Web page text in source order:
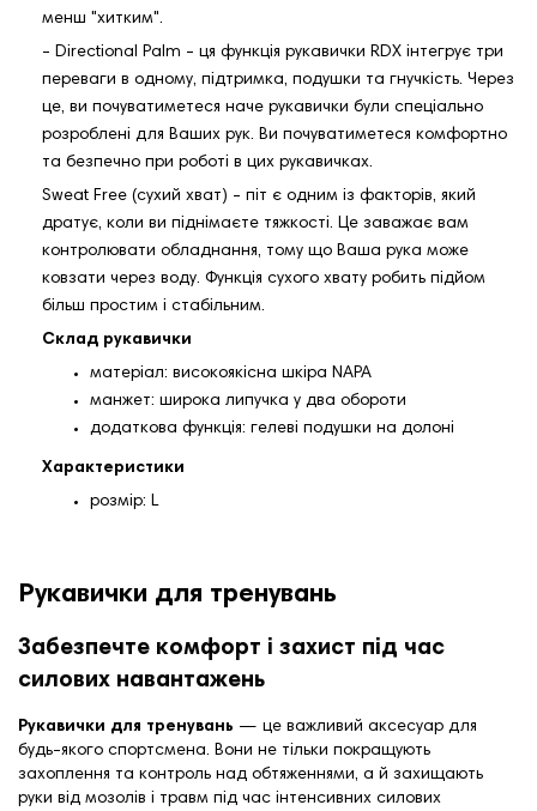
менш "хитким".
- Directional Palm - ця функція рукавички RDX інтегрує три
переваги в одному, підтримка, подушки та гнучкість. Через
це, ви почуватиметеся наче рукавички були спеціально
розроблені для Ваших рук. Ви почуватиметеся комфортно
та безпечно при роботі в цих рукавичках.
Sweat Free (сухий хват) - піт є одним із факторів, який
дратує, коли ви піднімаєте тяжкості. Це заважає вам
контролювати обладнання, тому що Ваша рука може
ковзати через воду. Функція сухого хвату робить підйом
більш простим і стабільним.
Склад рукавички
матеріал: високоякісна шкіра NAPA
манжет: широка липучка у два обороти
додаткова функція: гелеві подушки на долоні
Характеристики
розмір: L
Рукавички для тренувань
Забезпечте комфорт і захист під час
силових навантажень
Рукавички для тренувань — це важливий аксесуар для
будь-якого спортсмена. Вони не тільки покращують
захоплення та контроль над обтяженнями, а й захищають
руки від мозолів і травм під час інтенсивних силових